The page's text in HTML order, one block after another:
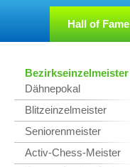
Hall of Fame
Bezirkseinzelmeister
Dähnepokal
Blitzeinzelmeister
Seniorenmeister
Activ-Chess-Meister